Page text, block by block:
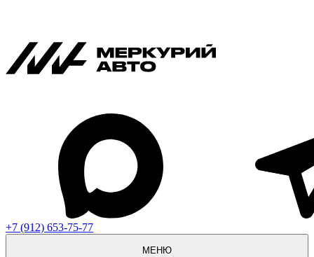
+7 (912) 653-75-77
МЕНЮ